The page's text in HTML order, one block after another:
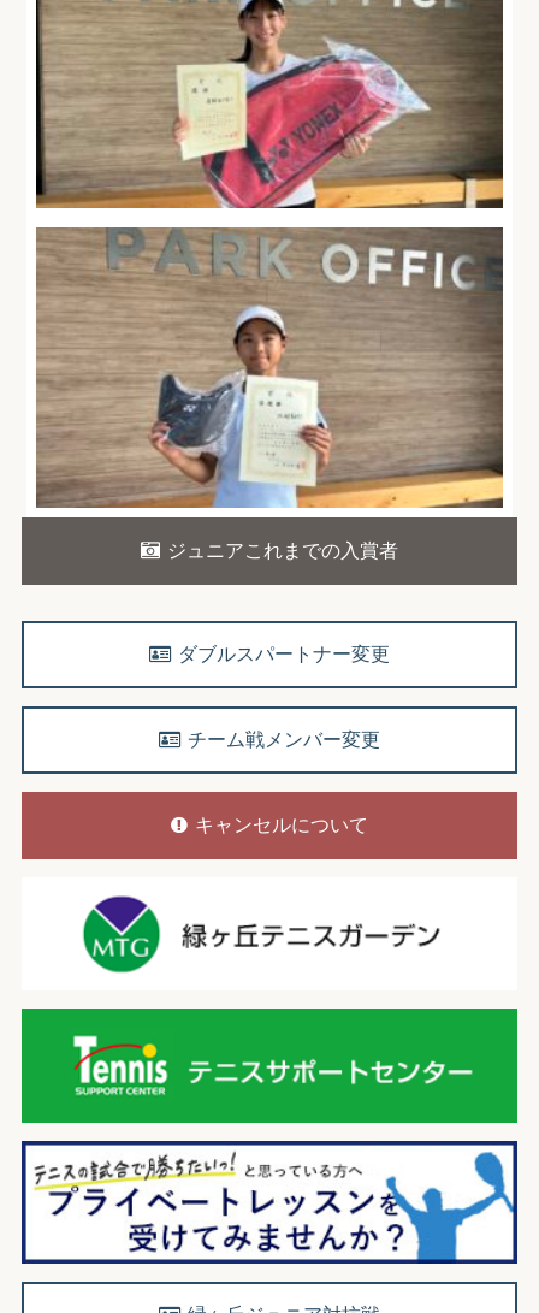
ジュニアこれまでの入賞者
ダブルスパートナー変更
チーム戦メンバー変更
キャンセルについて